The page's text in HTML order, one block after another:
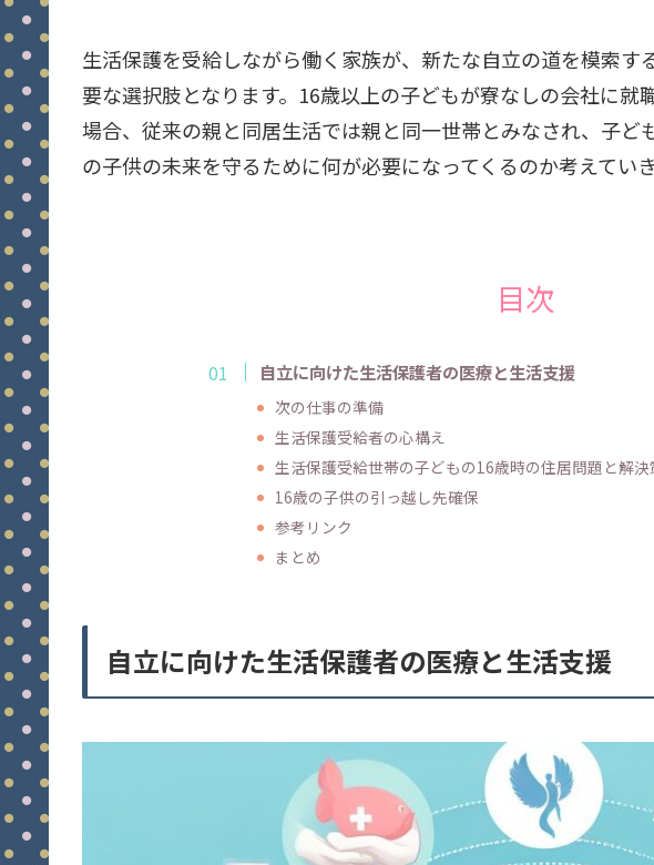
生活保護を受給しながら働く家族が、新たな自立の道を模索す
要な選択肢となります。16歳以上の子どもが寮なしの会社に就
場合、従来の親と同居生活では親と同一世帯とみなされ、子ど
の子供の未来を守るために何が必要になってくるのか考えていき
目次
自立に向けた生活保護者の医療と生活支援
次の仕事の準備
生活保護受給者の心構え
生活保護受給世帯の子どもの16歳時の住居問題と解決
16歳の子供の引っ越し先確保
参考リンク
まとめ
自立に向けた生活保護者の医療と生活支援